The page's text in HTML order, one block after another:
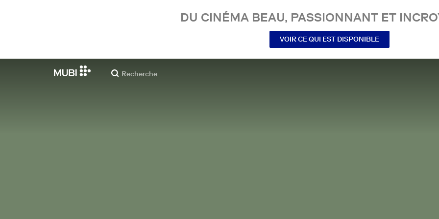
DU CINÉMA BEAU, PASSIONNANT ET
VOIR CE QUI EST DISPONIBLE